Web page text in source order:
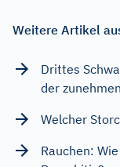
Weitere Artikel
Drittes
der
Welcher
Rauchen: